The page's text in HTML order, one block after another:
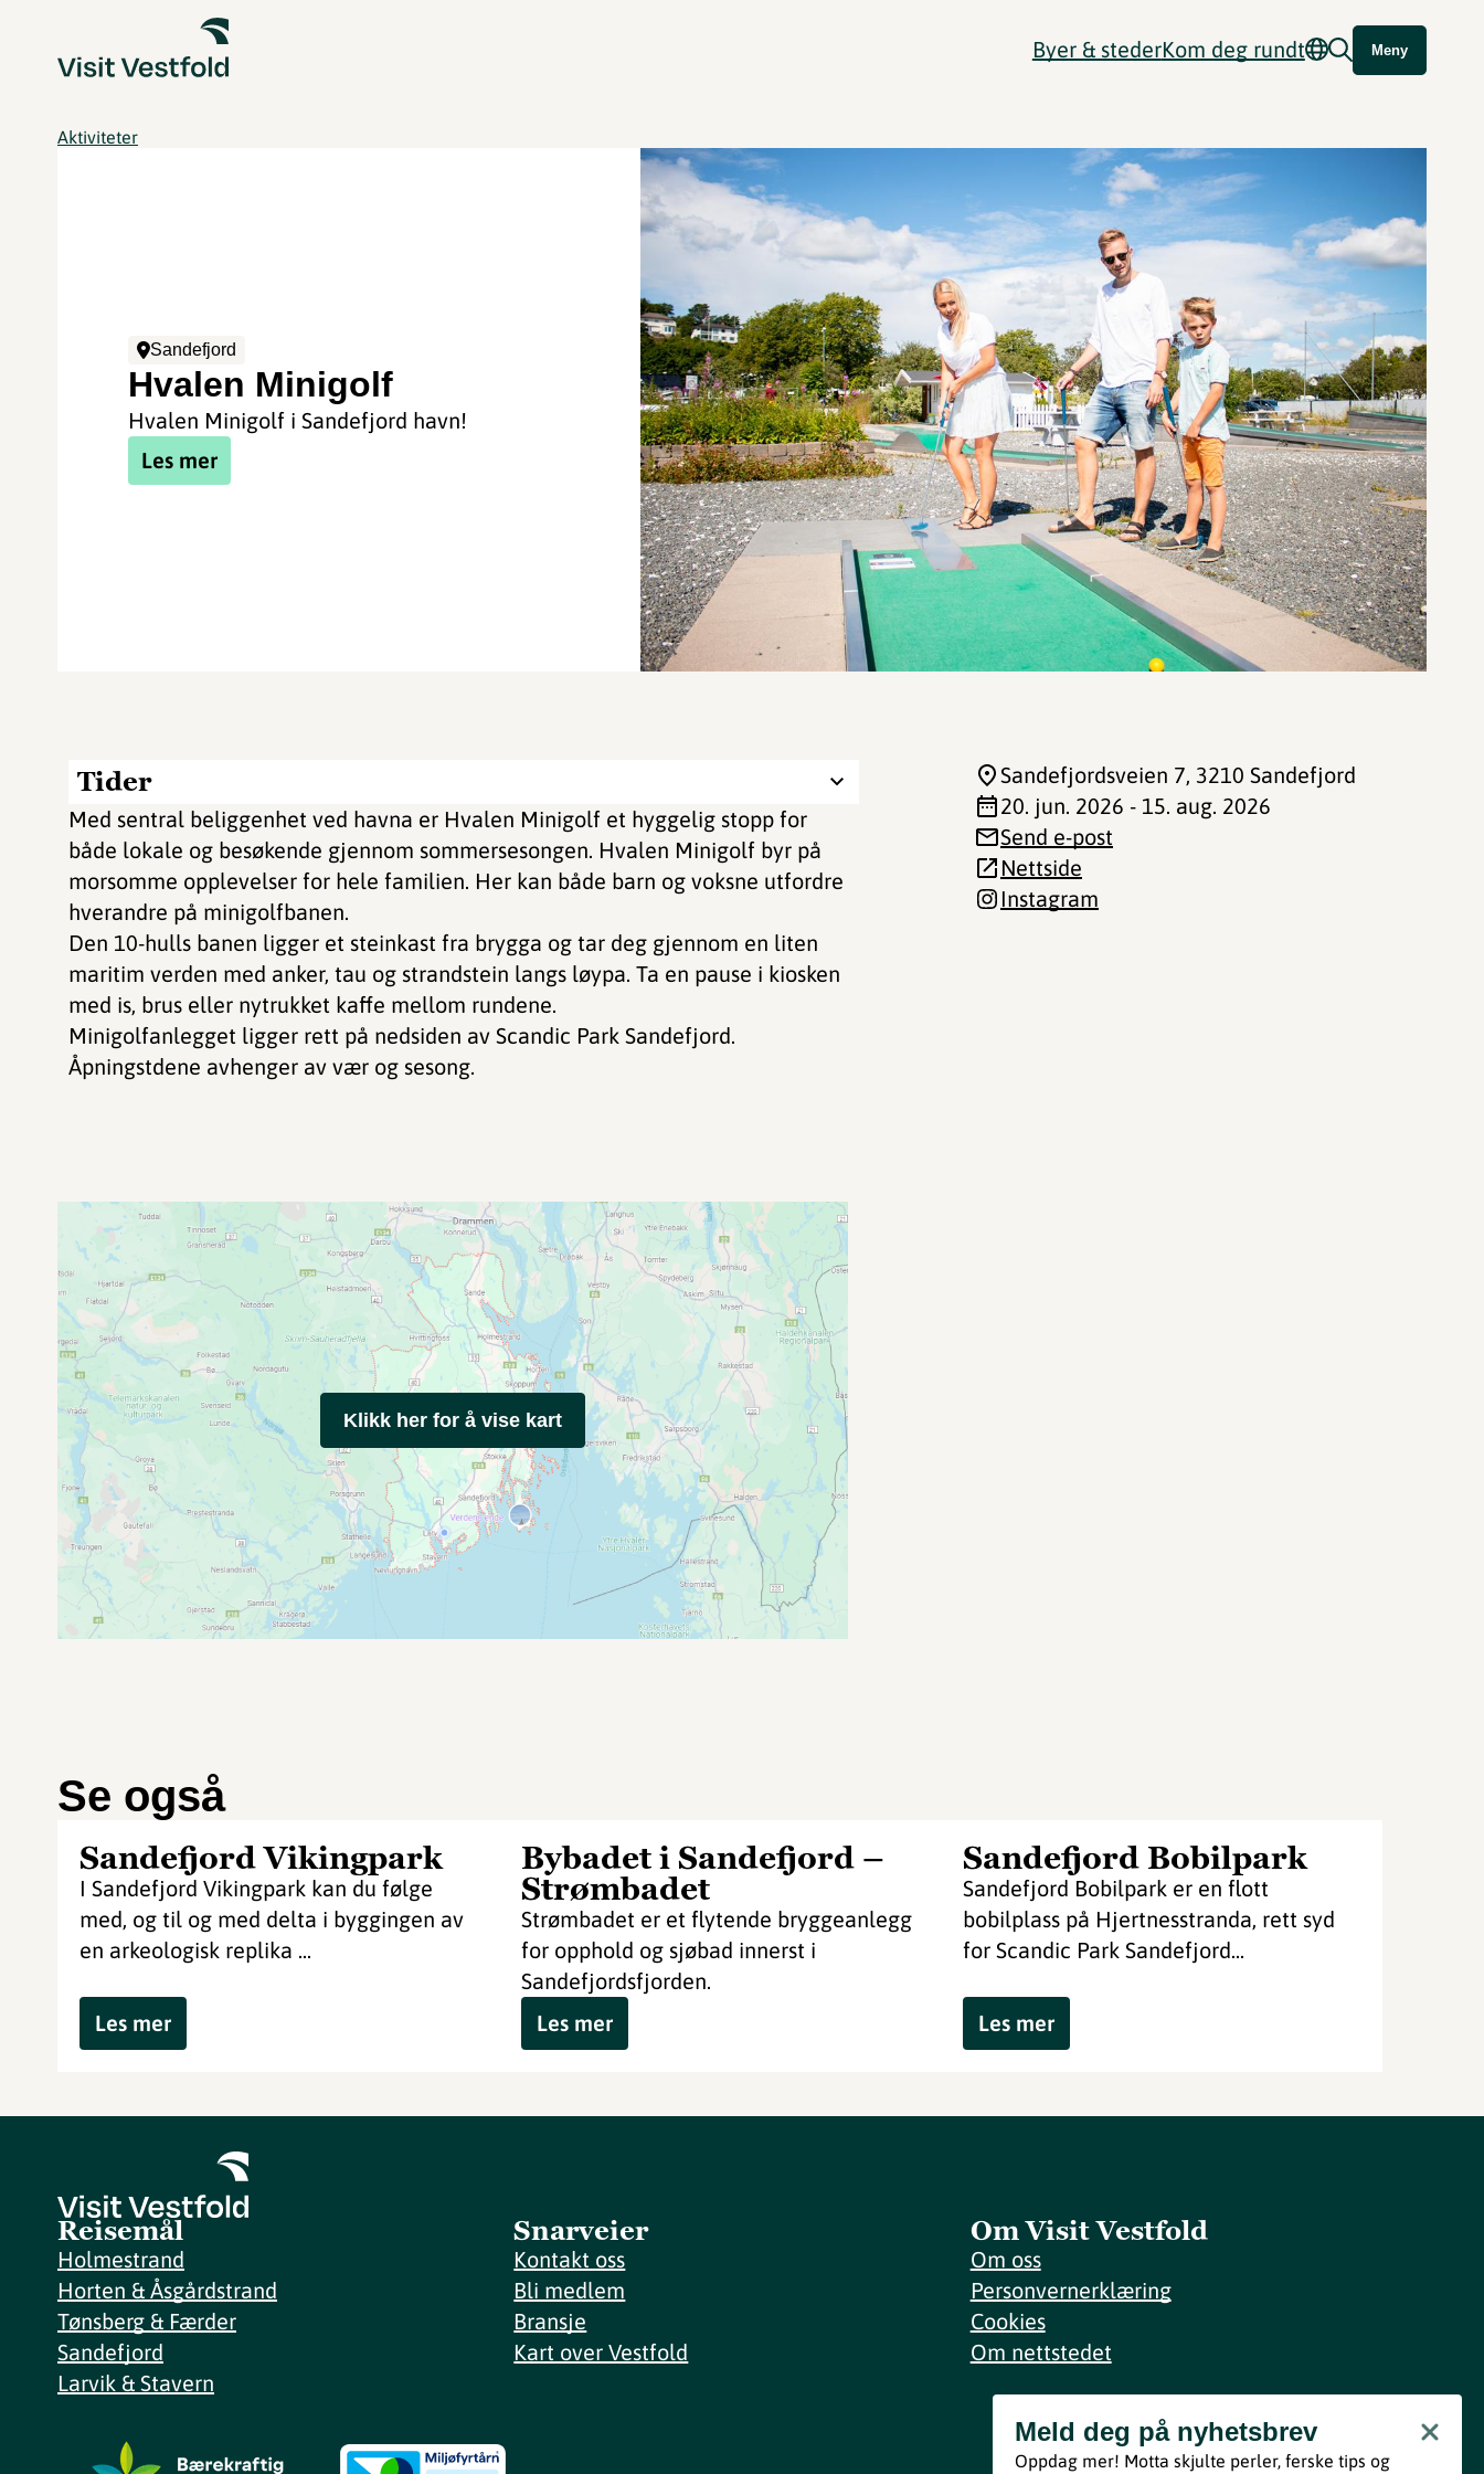
Byer & stederKom deg rundt Meny
Aktiviteter
Sandefjord
Hvalen Minigolf
Hvalen Minigolf i Sandefjord havn!
Les mer
Tider
Med sentral beliggenhet ved havna er Hvalen Minigolf et hyggelig stopp for
både lokale og besøkende gjennom sommersesongen. Hvalen Minigolf byr på
morsomme opplevelser for hele familien. Her kan både barn og voksne utfordre
hverandre på minigolfbanen.
Den 10-hulls banen ligger et steinkast fra brygga og tar deg gjennom en liten
maritim verden med anker, tau og strandstein langs løypa. Ta en pause i kiosken
med is, brus eller nytrukket kaffe mellom rundene.
Minigolfanlegget ligger rett på nedsiden av Scandic Park Sandefjord.
Åpningstdene avhenger av vær og sesong.
Sandefjordsveien 7, 3210 Sandefjord
20. jun. 2026 - 15. aug. 2026
Send e-post
Nettside
Instagram
Klikk her for å vise kart
Se også
Sandefjord Vikingpark
I Sandefjord Vikingpark kan du følge
med, og til og med delta i byggingen av
en arkeologisk replika ...
Les mer
Bybadet i Sandefjord –
Strømbadet
Strømbadet er et flytende bryggeanlegg
for opphold og sjøbad innerst i
Sandefjordsfjorden.
Les mer
Sandefjord Bobilpark
Sandefjord Bobilpark er en flott
bobilplass på Hjertnesstranda, rett syd
for Scandic Park Sandefjord...
Les mer
Reisemål
Holmestrand
Horten & Åsgårdstrand
Tønsberg & Færder
Sandefjord
Larvik & Stavern
Snarveier
Kontakt oss
Bli medlem
Bransje
Kart over Vestfold
Om Visit Vestfold
Om oss
Personvernerklæring
Cookies
Om nettstedet
Meld deg på nyhetsbrev
Bli med
Meld deg på nyhetsbrev
Oppdag mer! Motta skjulte perler, ferske tips og